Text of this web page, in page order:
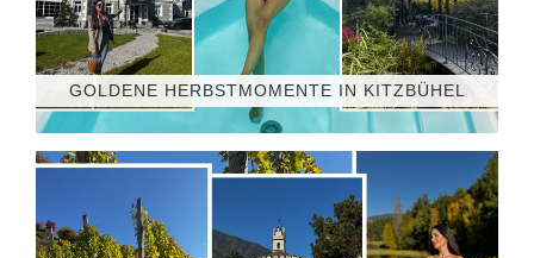
GOLDENE HERBSTMOMENTE IN KITZBÜHEL